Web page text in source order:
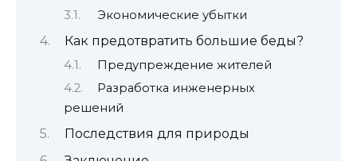
Экономические убытки
Как предотвратить большие беды?
Предупреждение жителей
Разработка инженерных
решений
Последствия для природы